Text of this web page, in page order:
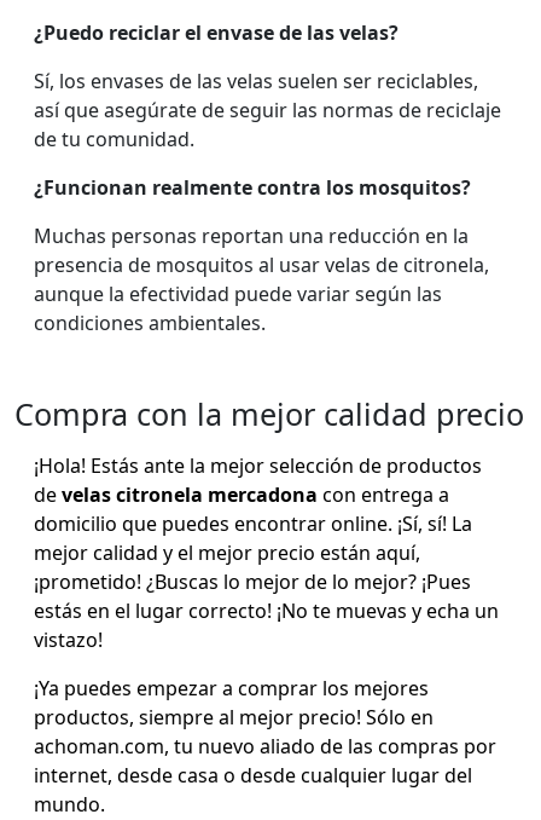
¿Puedo reciclar el envase de las velas?
Sí, los envases de las velas suelen ser reciclables,
así que asegúrate de seguir las normas de reciclaje
de tu comunidad.
¿Funcionan realmente contra los mosquitos?
Muchas personas reportan una reducción en la
presencia de mosquitos al usar velas de citronela,
aunque la efectividad puede variar según las
condiciones ambientales.
Compra con la mejor calidad precio
¡Hola! Estás ante la mejor selección de productos
develas citronela mercadona con entrega a
domicilio que puedes encontrar online. ¡Sí, sí! La
mejor calidad y el mejor precio están aquí,
¡prometido! ¿Buscas lo mejor de lo mejor? ¡Pues
estás en el lugar correcto! ¡No te muevas y echa un
vistazo!
¡Ya puedes empezar a comprar los mejores
productos, siempre al mejor precio! Sólo en
achoman.com, tu nuevo aliado de las compras por
internet, desde casa o desde cualquier lugar del
mundo.